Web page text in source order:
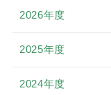
2026年度
2025年度
2024年度